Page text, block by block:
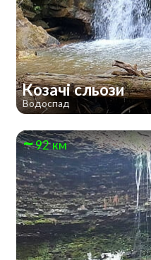
Козачі сльози
Водоспад
92 км